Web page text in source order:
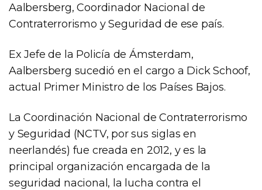
Aalbersberg, Coordinador Nacional de
Contraterrorismo y Seguridad de ese país.
Ex Jefe de la Policía de Ámsterdam,
Aalbersberg sucedió en el cargo a Dick Schoof,
actual Primer Ministro de los Países Bajos.
La Coordinación Nacional de Contraterrorismo
y Seguridad (NCTV, por sus siglas en
neerlandés) fue creada en 2012, y es la
principal organización encargada de la
seguridad nacional, la lucha contra el